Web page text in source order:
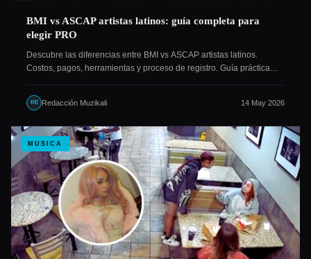
BMI vs ASCAP artistas latinos: guía completa para
elegir PRO
Descubre las diferencias entre BMI vs ASCAP artistas latinos.
Costos, pagos, herramientas y proceso de registro. Guía práctica…
RE Redacción Muzikali 14 May 2026
MUSICA